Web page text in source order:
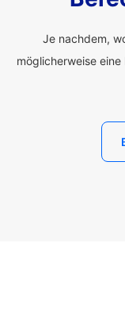
Je nachdem,
möglicherweise